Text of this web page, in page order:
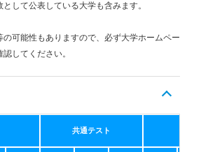
して公表している大学も含みます。
可能性もありますので、必ず大学ホームペー
してください。
共通テスト